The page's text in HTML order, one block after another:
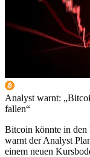
Analyst warnt:
fallen“
Bitcoin könnte in den
warnt der Analyst
einem neuen